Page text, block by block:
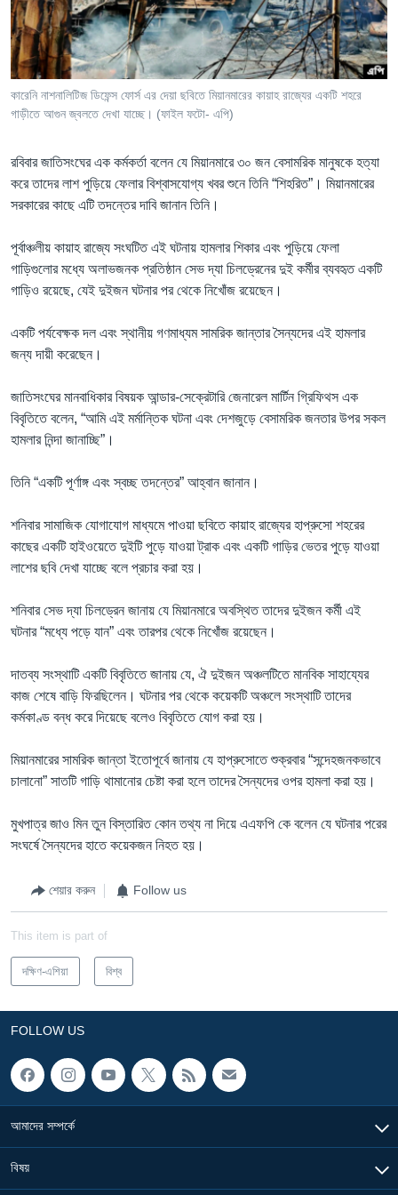
Learning English
FOLLOW US
অন্য ভাষায় ওয়েব সাইট
কারেনি নাশনালিটিজ ডিফেন্স ফোর্স এর দেয়া ছবিতে মিয়ানমারের কায়াহ রাজ্যের একটি শহরে
গাড়ীতে আগুন জ্বলতে দেখা যাচ্ছে। (ফাইল ফটো- এপি)
রবিবার জাতিসংঘের এক কর্মকর্তা বলেন যে মিয়ানমারে ৩০ জন বেসামরিক মানুষকে হত্যা
করে তাদের লাশ পুড়িয়ে ফেলার বিশ্বাসযোগ্য খবর শুনে তিনি “শিহরিত”। মিয়ানমারের
সরকারের কাছে এটি তদন্তের দাবি জানান তিনি।
পূর্বাঞ্চলীয় কায়াহ রাজ্যে সংঘটিত এই ঘটনায় হামলার শিকার এবং পুড়িয়ে ফেলা
গাড়িগুলোর মধ্যে অলাভজনক প্রতিষ্ঠান সেভ দ্যা চিলড্রেনের দুই কর্মীর ব্যবহৃত একটি
গাড়িও রয়েছে, যেই দুইজন ঘটনার পর থেকে নিখোঁজ রয়েছেন।
একটি পর্যবেক্ষক দল এবং স্থানীয় গণমাধ্যম সামরিক জান্তার সৈন্যদের এই হামলার
জন্য দায়ী করেছেন।
জাতিসংঘের মানবাধিকার বিষয়ক আন্ডার-সেক্রেটারি জেনারেল মার্টিন গ্রিফিথস এক
বিবৃতিতে বলেন, “আমি এই মর্মান্তিক ঘটনা এবং দেশজুড়ে বেসামরিক জনতার উপর সকল
হামলার নিন্দা জানাচ্ছি”।
তিনি “একটি পূর্ণাঙ্গ এবং স্বচ্ছ তদন্তের” আহ্বান জানান।
শনিবার সামাজিক যোগাযোগ মাধ্যমে পাওয়া ছবিতে কায়াহ রাজ্যের হাপ্রুসো শহরের
কাছের একটি হাইওয়েতে দুইটি পুড়ে যাওয়া ট্রাক এবং একটি গাড়ির ভেতর পুড়ে যাওয়া
লাশের ছবি দেখা যাচ্ছে বলে প্রচার করা হয়।
শনিবার সেভ দ্যা চিলড্রেন জানায় যে মিয়ানমারে অবস্থিত তাদের দুইজন কর্মী এই
ঘটনার “মধ্যে পড়ে যান” এবং তারপর থেকে নিখোঁজ রয়েছেন।
দাতব্য সংস্থাটি একটি বিবৃতিতে জানায় যে, ঐ দুইজন অঞ্চলটিতে মানবিক সাহায্যের
কাজ শেষে বাড়ি ফিরছিলেন। ঘটনার পর থেকে কয়েকটি অঞ্চলে সংস্থাটি তাদের
কর্মকাণ্ড বন্ধ করে দিয়েছে বলেও বিবৃতিতে যোগ করা হয়।
মিয়ানমারের সামরিক জান্তা ইতোপূর্বে জানায় যে হাপ্রুসোতে শুক্রবার “সন্দেহজনকভাবে
চালানো” সাতটি গাড়ি থামানোর চেষ্টা করা হলে তাদের সৈন্যদের ওপর হামলা করা হয়।
মুখপাত্র জাও মিন তুন বিস্তারিত কোন তথ্য না দিয়ে এএফপি কে বলেন যে ঘটনার পরের
সংঘর্ষে সৈন্যদের হাতে কয়েকজন নিহত হয়।
শেয়ার করুন Follow us
This item is part of
দক্ষিণ-এশিয়া বিশ্ব
FOLLOW US
আমাদের সম্পর্কে
বিষয়